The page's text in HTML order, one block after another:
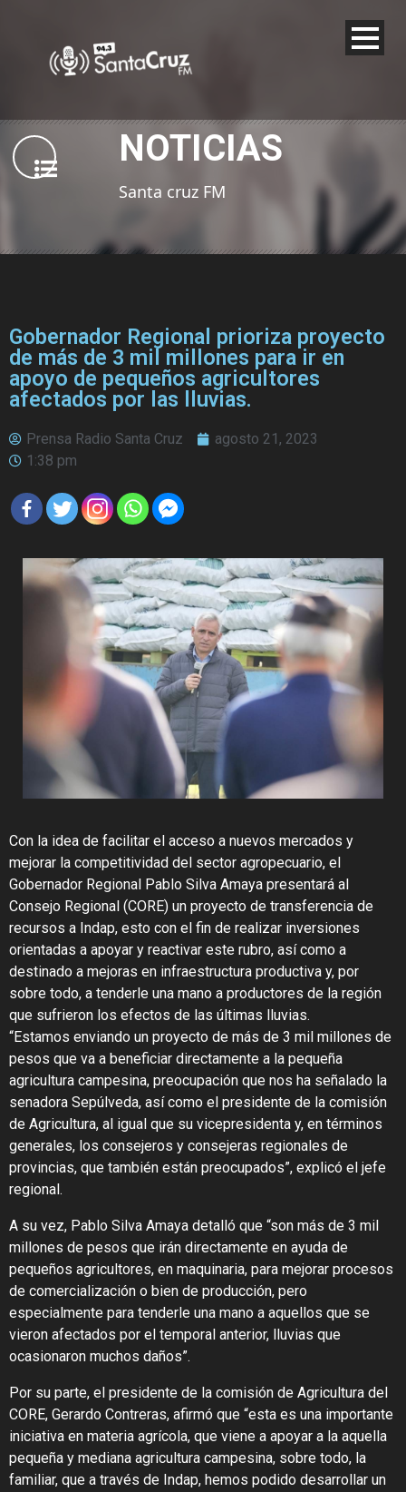
NOTICIAS
Santa cruz FM
Gobernador Regional prioriza proyecto
de más de 3 mil millones para ir en
apoyo de pequeños agricultores
afectados por las lluvias.
Prensa Radio Santa Cruz
agosto 21, 2023
1:38 pm
Con la idea de facilitar el acceso a nuevos mercados y
mejorar la competitividad del sector agropecuario, el
Gobernador Regional Pablo Silva Amaya presentará al
Consejo Regional (CORE) un proyecto de transferencia de
recursos a Indap, esto con el fin de realizar inversiones
orientadas a apoyar y reactivar este rubro, así como a
destinado a mejoras en infraestructura productiva y, por
sobre todo, a tenderle una mano a productores de la región
que sufrieron los efectos de las últimas lluvias.
“Estamos enviando un proyecto de más de 3 mil millones de
pesos que va a beneficiar directamente a la pequeña
agricultura campesina, preocupación que nos ha señalado la
senadora Sepúlveda, así como el presidente de la comisión
de Agricultura, al igual que su vicepresidenta y, en términos
generales, los consejeros y consejeras regionales de
provincias, que también están preocupados”, explicó el jefe
regional.
A su vez, Pablo Silva Amaya detalló que “son más de 3 mil
millones de pesos que irán directamente en ayuda de
pequeños agricultores, en maquinaria, para mejorar procesos
de comercialización o bien de producción, pero
especialmente para tenderle una mano a aquellos que se
vieron afectados por el temporal anterior, lluvias que
ocasionaron muchos daños”.
Por su parte, el presidente de la comisión de Agricultura del
CORE, Gerardo Contreras, afirmó que “esta es una importante
iniciativa en materia agrícola, que viene a apoyar a la aquella
pequeña y mediana agricultura campesina, sobre todo, la
familiar, que a través de Indap, hemos podido desarrollar un